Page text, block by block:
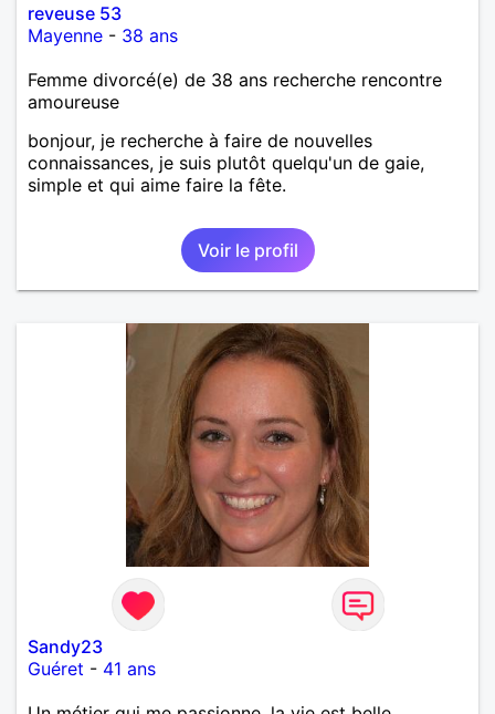
reveuse 53
Mayenne - 38 ans
Femme divorcé(e) de 38 ans recherche rencontre
amoureuse
bonjour, je recherche à faire de nouvelles
connaissances, je suis plutôt quelqu'un de gaie,
simple et qui aime faire la fête.
Voir le profil
Sandy23
Guéret - 41 ans